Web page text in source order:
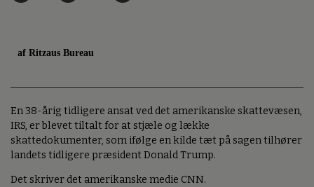
af Ritzaus Bureau
En 38-årig tidligere ansat ved det amerikanske skattevæsen,
IRS, er blevet tiltalt for at stjæle og lække
skattedokumenter, som ifølge en kilde tæt på sagen tilhører
landets tidligere præsident Donald Trump.
Det skriver det amerikanske medie CNN.